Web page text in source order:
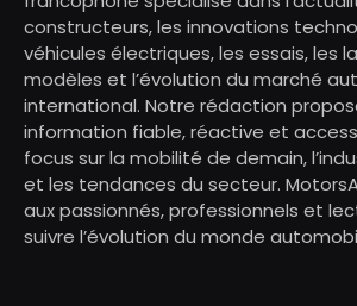
constructeurs, les innovations
véhicules électriques, les essais, les
modèles et l’évolution du marché
international. Notre rédaction
information fiable, réactive et
focus sur la mobilité de demain,
et les tendances du secteur.
aux passionnés, professionnels et
suivre l’évolution du monde